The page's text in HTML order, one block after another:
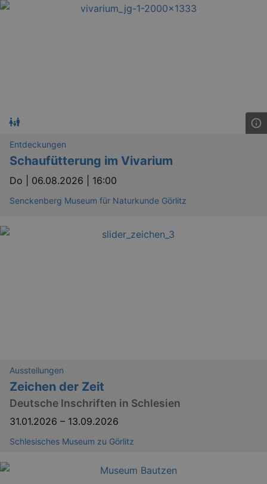
Entdeckungen
Schaufütterung im Vivarium
Do | 06.08.2026 | 16:00
Senckenberg Museum für Naturkunde Görlitz
Ausstellungen
Zeichen der Zeit
Deutsche Inschriften in Schlesien
31.01.2026 – 13.09.2026
Schlesisches Museum zu Görlitz